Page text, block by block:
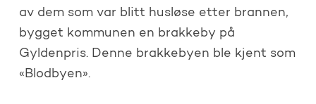
av dem som var blitt husløse etter brannen,
bygget kommunen en brakkeby på
Gyldenpris. Denne brakkebyen ble kjent som
«Blodbyen».